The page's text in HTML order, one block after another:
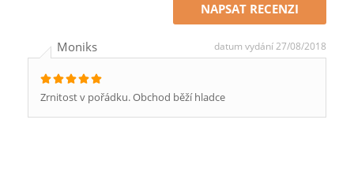
NAPSAT RECENZI
Moniks datum vydání 27/08/2018
Zrnitost v pořádku. Obchod běží hladce